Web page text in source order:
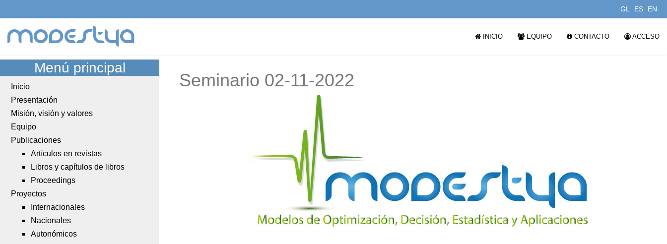
GL ES EN
modestya INICIO EQUIPO CONTACTO ACCESO
Menú principal
Inicio
Presentación
Misión, visión y valores
Equipo
Publicaciones
Artículos en revistas
Libros y capítulos de libros
Proceedings
Proyectos
Internacionales
Nacionales
Autonómicos
Seminario 02-11-2022